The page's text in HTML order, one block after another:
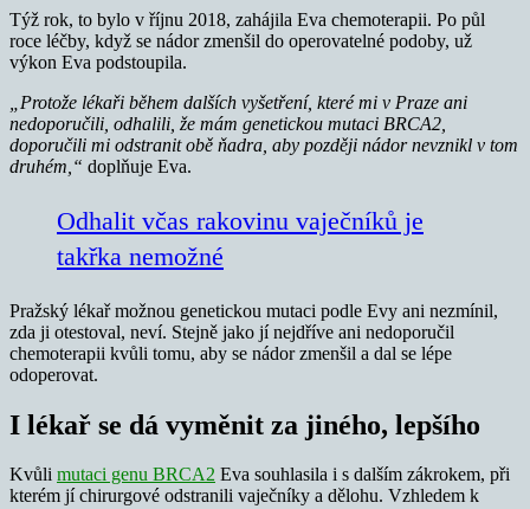
Týž rok, to bylo v říjnu 2018, zahájila Eva chemoterapii. Po půl
roce léčby, když se nádor zmenšil do operovatelné podoby, už
výkon Eva podstoupila.
„Protože lékaři během dalších vyšetření, které mi v Praze ani
nedoporučili, odhalili, že mám genetickou mutaci BRCA2,
doporučili mi odstranit obě ňadra, aby později nádor nevznikl v tom
druhém,“ doplňuje Eva.
Odhalit včas rakovinu vaječníků je
takřka nemožné
Pražský lékař možnou genetickou mutaci podle Evy ani nezmínil,
zda ji otestoval, neví. Stejně jako jí nejdříve ani nedoporučil
chemoterapii kvůli tomu, aby se nádor zmenšil a dal se lépe
odoperovat.
I lékař se dá vyměnit za jiného, lepšího
Kvůli mutaci genu BRCA2 Eva souhlasila i s dalším zákrokem, při
kterém jí chirurgové odstranili vaječníky a dělohu. Vzhledem k